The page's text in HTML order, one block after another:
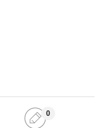
0